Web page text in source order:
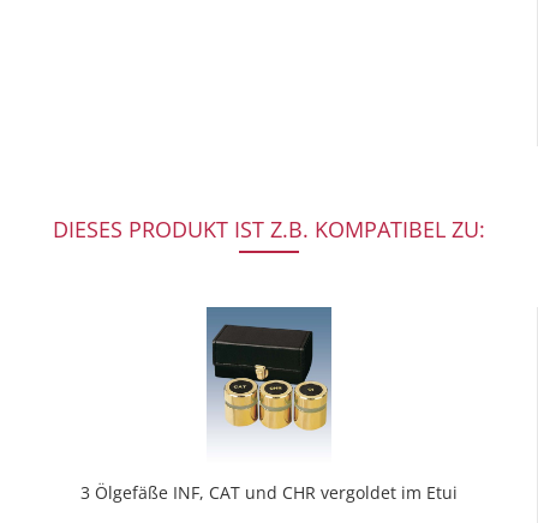
DIESES PRODUKT IST Z.B. KOMPATIBEL ZU:
3 Ölgefäße INF, CAT und CHR vergoldet im Etui